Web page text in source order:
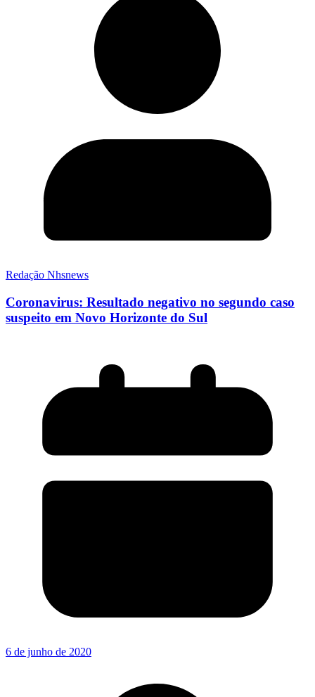
Redação Nhsnews
Coronavirus: Resultado negativo no segundo caso
suspeito em Novo Horizonte do Sul
6 de junho de 2020